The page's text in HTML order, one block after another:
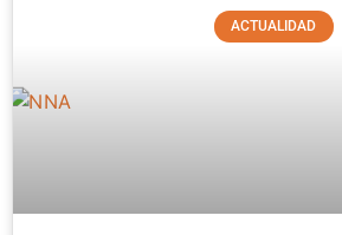
ACTUALIDAD